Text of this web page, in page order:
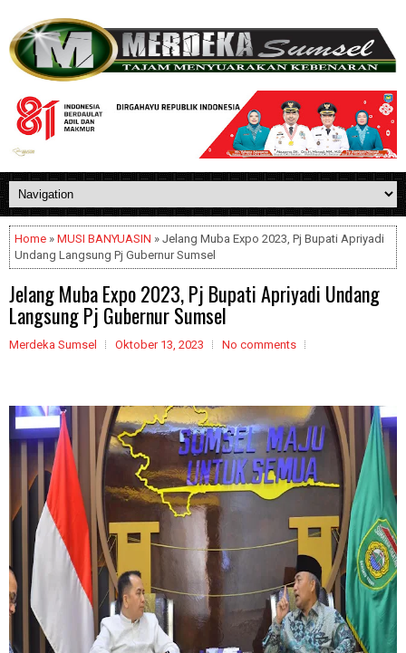
Home » MUSI BANYUASIN » Jelang Muba Expo 2023, Pj Bupati Apriyadi
Undang Langsung Pj Gubernur Sumsel
Jelang Muba Expo 2023, Pj Bupati Apriyadi Undang
Langsung Pj Gubernur Sumsel
Merdeka Sumsel Oktober 13, 2023 No comments